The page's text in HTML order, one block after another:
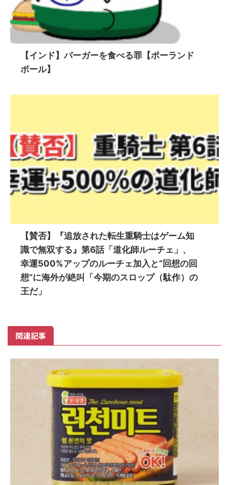
【インド】バーガーを食べる罪【ポーランド
ボール】
【賛否】『追放された転生重騎士はゲーム知
識で無双する』第6話「道化師ルーチェ」、
幸運500%アップのルーチェ加入と“回想の回
想”に海外が絶叫「今期のスロップ（駄作）の
王だ」
関連記事